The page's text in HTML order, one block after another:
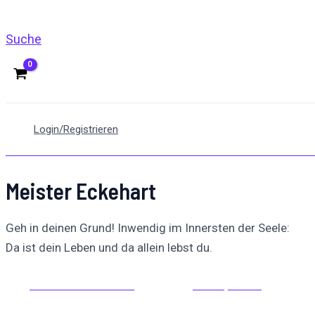
Suche
Login/Registrieren
Meister Eckehart
Geh in deinen Grund! Inwendig im Innersten der Seele:
Da ist dein Leben und da allein lebst du.